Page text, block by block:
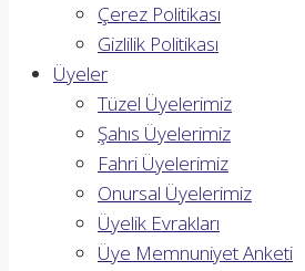
Çerez Politikası
Gizlilik Politikası
Üyeler
Tüzel Üyelerimiz
Şahıs Üyelerimiz
Fahri Üyelerimiz
Onursal Üyelerimiz
Üyelik Evrakları
Üye Memnuniyet Anketi